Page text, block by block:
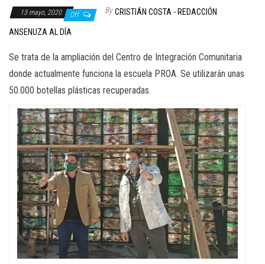
13 mayo, 2020 Off By CRISTIÁN COSTA - REDACCIÓN
ANSENUZA AL DÍA
Se trata de la ampliación del Centro de Integración Comunitaria
donde actualmente funciona la escuela PROA. Se utilizarán unas
50.000 botellas plásticas recuperadas.